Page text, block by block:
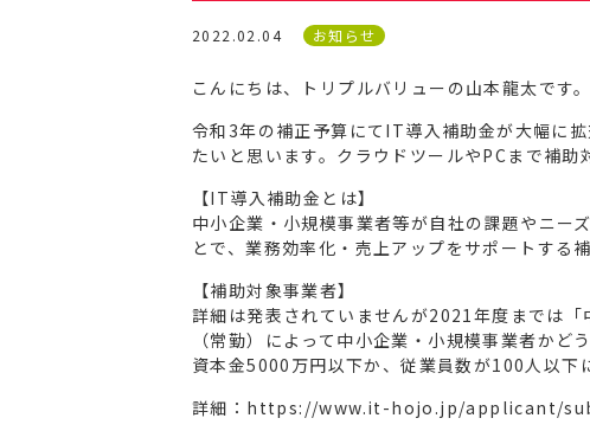
2022.02.04 お知らせ
こんにちは、トリプルバリューの山本龍太です。
令和3年の補正予算にてIT導入補助金が大幅に
たいと思います。クラウドツールやPCまで補助
【IT導入補助金とは】
中小企業・小規模事業者等が自社の課題やニー
とで、業務効率化・売上アップをサポートする補
【補助対象事業者】
詳細は発表されていませんが2021年度までは
（常勤）によって中小企業・小規模事業者か
資本金5000万円以下か、従業員数が100人以下
詳細：https://www.it-hojo.jp/applicant/